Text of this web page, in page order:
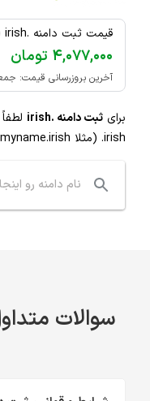
قیمت ثبت دامنه .irish (یکساله):
۴,۰۷۷,۰۰۰ تومان
آخرین بروزرسانی قیمت: جمعه، ۱۶ مرداد
برای ثبت دامنه .irish
.irish (مثلا myname.irish) رو در کادر زیر جستجو کنید
سوالات